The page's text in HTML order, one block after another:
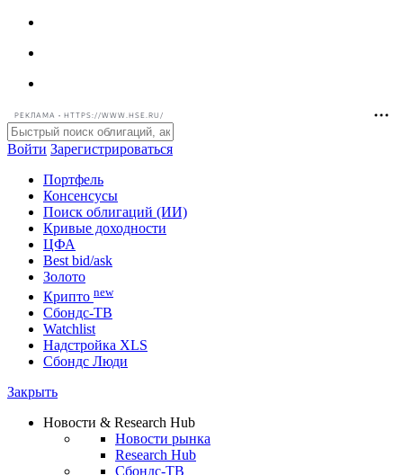
РЕКЛАМА • HTTPS://WWW.HSE.RU/
Войти Зарегистрироваться
Портфель
Консенсусы
Поиск облигаций (ИИ)
Кривые доходности
ЦФА
Best bid/ask
Золото
Крипто new
Watchlist
Сбондс Люди